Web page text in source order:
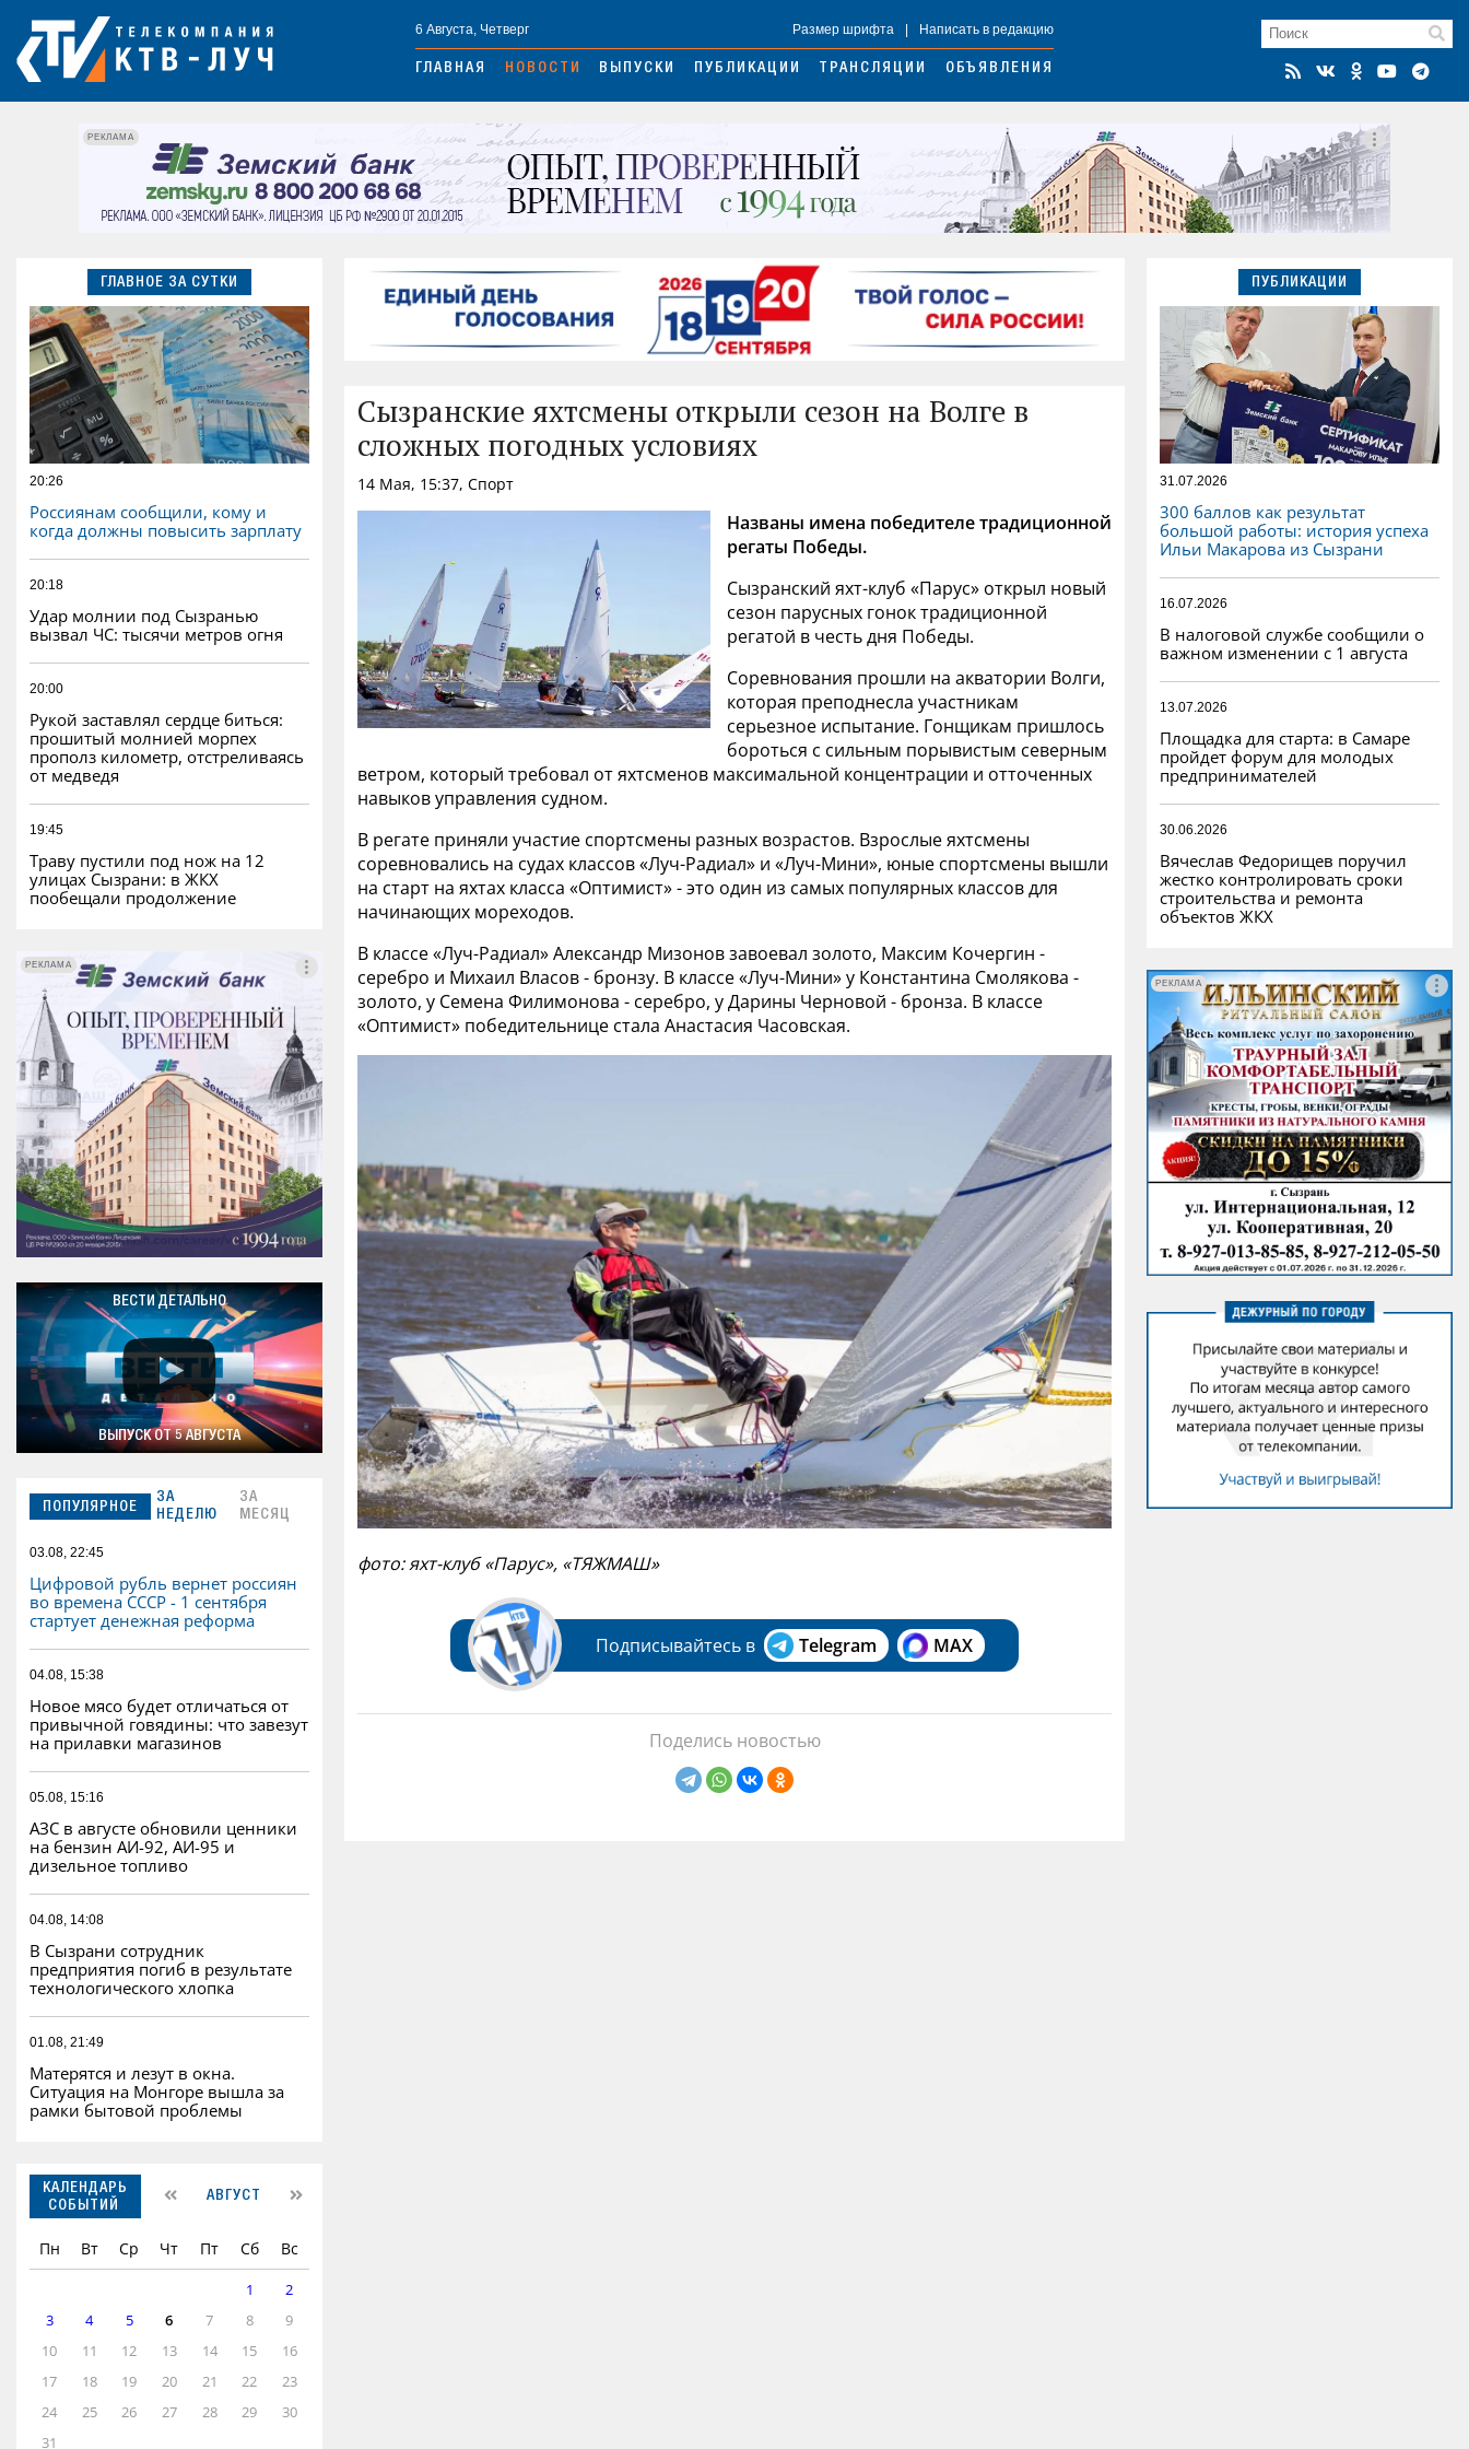
6 Августа, Четверг Размер шрифта Написать в редакцию
ГЛАВНАЯ НОВОСТИ ВЫПУСКИ ПУБЛИКАЦИИ ТРАНСЛЯЦИИ ОБЪЯВЛЕНИЯ
РЕКЛАМА
ГЛАВНОЕ ЗА СУТКИ
20:26
Россиянам сообщили, кому и
когда должны повысить зарплату
20:18
Удар молнии под Сызранью
вызвал ЧС: тысячи метров огня
20:00
Рукой заставлял сердце биться:
прошитый молнией морпех
прополз километр, отстреливаясь
от медведя
19:45
Траву пустили под нож на 12
улицах Сызрани: в ЖКХ
пообещали продолжение
РЕКЛАМА
РЕКЛАМА
ВЕСТИ ДЕТАЛЬНО
ВЫПУСК ОТ 5 АВГУСТА
ПОПУЛЯРНОЕ
ЗА
НЕДЕЛЮ
ЗА
МЕСЯЦ
03.08, 22:45
Цифровой рубль вернет россиян
во времена СССР - 1 сентября
стартует денежная реформа
04.08, 15:38
Новое мясо будет отличаться от
привычной говядины: что завезут
на прилавки магазинов
05.08, 15:16
АЗС в августе обновили ценники
на бензин АИ-92, АИ-95 и
дизельное топливо
04.08, 14:08
В Сызрани сотрудник
предприятия погиб в результате
технологического хлопка
01.08, 21:49
Матерятся и лезут в окна.
Ситуация на Монгоре вышла за
рамки бытовой проблемы
КАЛЕНДАРЬ
СОБЫТИЙ
АВГУСТ
Пн Вт Ср Чт Пт Сб Вс
1
2
3
4 5 6 7 8
9
10
11 12 13 14 15
16
17
18 19 20 21 22
23
24
25 26 27 28 29
30
31
Сызранские яхтсмены открыли сезон на Волге в
сложных погодных условиях
14 Мая, 15:37, Спорт
Названы имена победителе традиционной
регаты Победы.
Сызранский яхт-клуб «Парус» открыл новый
сезон парусных гонок традиционной
регатой в честь дня Победы.
Соревнования прошли на акватории Волги,
которая преподнесла участникам
серьезное испытание. Гонщикам пришлось
бороться с сильным порывистым северным
ветром, который требовал от яхтсменов максимальной концентрации и отточенных
навыков управления судном.
В регате приняли участие спортсмены разных возрастов. Взрослые яхтсмены
соревновались на судах классов «Луч-Радиал» и «Луч-Мини», юные спортсмены вышли
на старт на яхтах класса «Оптимист» - это один из самых популярных классов для
начинающих мореходов.
В классе «Луч-Радиал» Александр Мизонов завоевал золото, Максим Кочергин -
серебро и Михаил Власов - бронзу. В классе «Луч-Мини» у Константина Смолякова -
золото, у Семена Филимонова - серебро, у Дарины Черновой - бронза. В классе
«Оптимист» победительнице стала Анастасия Часовская.
фото: яхт-клуб «Парус», «ТЯЖМАШ»
Подписывайтесь в Telegram MAX
Поделись новостью
ПУБЛИКАЦИИ
31.07.2026
300 баллов как результат
большой работы: история успеха
Ильи Макарова из Сызрани
16.07.2026
В налоговой службе сообщили о
важном изменении с 1 августа
13.07.2026
Площадка для старта: в Самаре
пройдет форум для молодых
предпринимателей
30.06.2026
Вячеслав Федорищев поручил
жестко контролировать сроки
строительства и ремонта
объектов ЖКХ
РЕКЛАМА